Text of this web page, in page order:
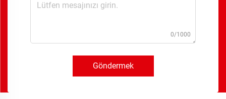
0/1000
Göndermek